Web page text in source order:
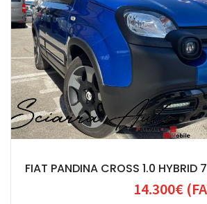
FIAT PANDINA CROSS 1.0 HYBRID
14.300€